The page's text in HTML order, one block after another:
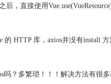
后，直接使用
的 HTTP 库，axios并没有install
？多繁琐！！！解决方法有很多